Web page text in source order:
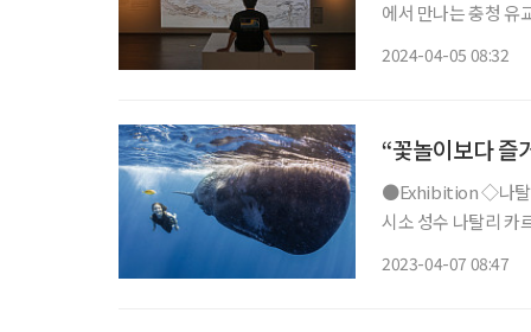
에서 만나는 충청 유
2024-04-05 08:32
“꽃놀이보다 즐
●Exhibition ◇나탈리 카르푸셴코 : 모든 아름다움의 발견 일정 5월 7일까지 장소 그라운드
시소 성수 나탈리
2023-04-07 08:47